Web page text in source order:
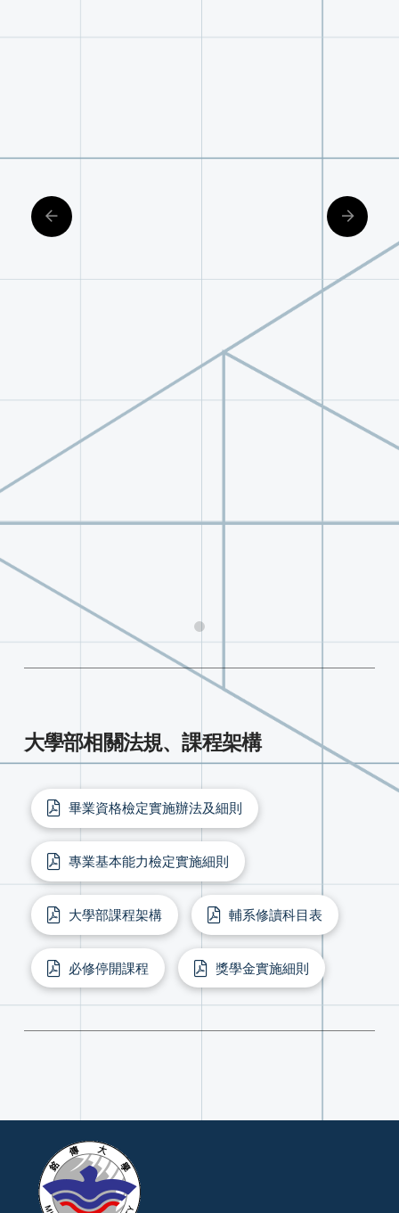
大三：
0
大學部相關法規、課程架構
畢業資格檢定實施辦法及細則
專業基本能力檢定實施細則
大學部課程架構 輔系修讀科目表
必修停開課程 獎學金實施細則